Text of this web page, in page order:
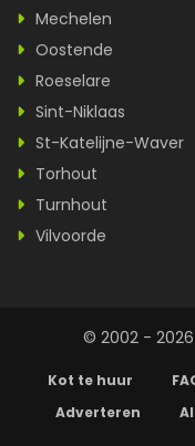
Mechelen
Oostende
Roeselare
Sint-Niklaas
St-Katelijne-Waver
Torhout
Turnhout
Vilvoorde
© 2002 - 2026
Kot te huur
Adverteren